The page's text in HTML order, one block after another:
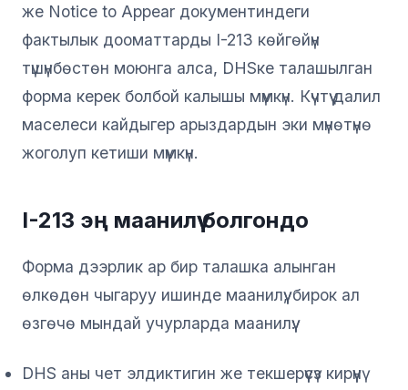
же Notice to Appear документиндеги
фактылык дооматтарды I-213 көйгөйүн
түшүнбөстөн моюнга алса, DHSке талашылган
форма керек болбой калышы мүмкүн. Күчтүү далил
маселеси кайдыгер арыздардын эки мүнөтүнө
жоголуп кетиши мүмкүн.
I-213 эң маанилүү болгондо
Форма дээрлик ар бир талашка алынган
өлкөдөн чыгаруу ишинде маанилүү, бирок ал
өзгөчө мындай учурларда маанилүү:
DHS аны чет элдиктигин же текшерүүсүз кирүүнү